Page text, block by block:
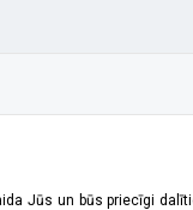
Jūs un būs priecīgi